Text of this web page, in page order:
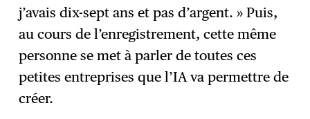
j’avais dix-sept ans et pas d’argent. » Puis,
au cours de l’enregistrement, cette même
personne se met à parler de toutes ces
petites entreprises que l’IA va permettre de
créer.